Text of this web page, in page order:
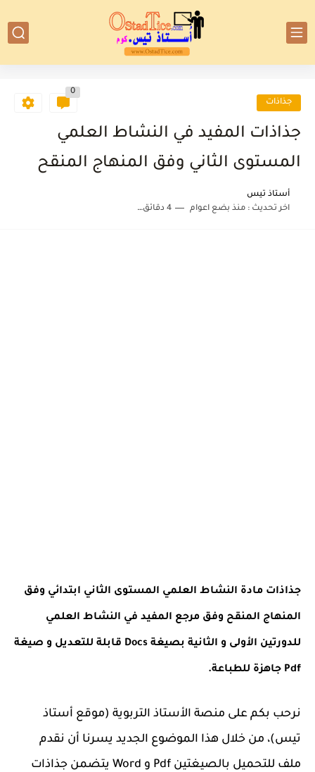
جذاذات
0
جذاذات المفيد في النشاط العلمي
المستوى الثاني وفق المنهاج المنقح
أستاذ تيس
اخر تحديث :منذ بضع اعوام 4 دقائق للقراءة
جذاذات مادة النشاط العلمي المستوى الثاني ابتدائي وفق
المنهاج المنقح وفق مرجع المفيد في النشاط العلمي
للدورتين الأولى و الثانية بصيغة Docs قابلة للتعديل و صيغة
Pdf جاهزة للطباعة.
نرحب بكم على منصة الأستاذ التربوية (موقع أستاذ
تيس)، من خلال هذا الموضوع الجديد يسرنا أن نقدم
ملف للتحميل بالصيغتين Pdf و Word يتضمن جذاذات